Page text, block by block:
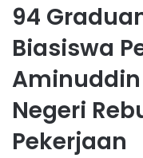
94
Biasiswa
Negeri
Pekerjaan